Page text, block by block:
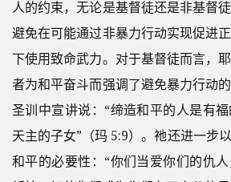
人的约束，无论是基督徒还是非基督
避免在可能通过非暴力行动实现促进
下使用致命武力。对于基督徒而言，
者为和平奋斗而强调了避免暴力行动
圣训中宣讲说：“缔造和平的人是有
天主的子女”（玛 5:9）。祂还进一步
和平的必要性：“你们当爱你们的仇